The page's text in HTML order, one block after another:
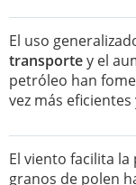
El uso
transportey el
petróleo han
vez más
El viento facilita
granos de polen